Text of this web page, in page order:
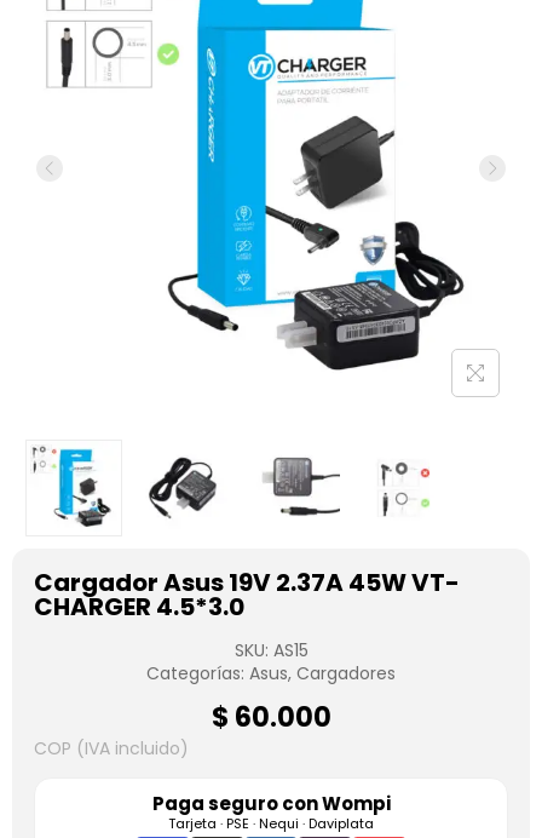
Cargador Asus 19V 2.37A 45W VT-
CHARGER 4.5*3.0
SKU: AS15
Categorías: Asus, Cargadores
$ 60.000
COP (IVA incluido)
Paga seguro conWompi
Tarjeta · PSE · Nequi · Daviplata